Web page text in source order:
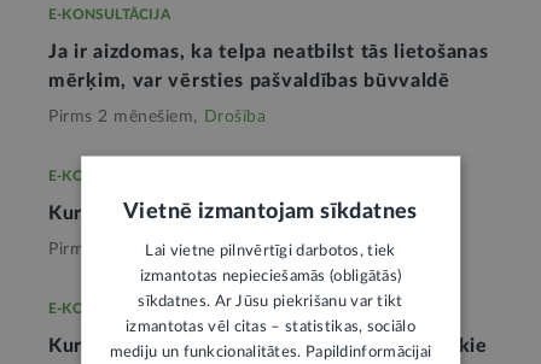
E-KONSULTĀCIJA
Ja ir aizdomas, ka telpa neatbilst tās lietošanas
mērķim, var vērsties pašvaldības būvvaldē
Pirms 2 mēnešiem, Drošība
E-KONSULTĀCIJA
Kur ziņot par vardarbību pret bērnu
Pirms 4 mēnešiem, Drošība
E-KONSULTĀCIJA
Kuras amatu grupas punkti jāiegūst, lai fiziskie
Vietnē izmantojam sīkdatnes
Lai vietne pilnvērtīgi darbotos, tiek
izmantotas nepieciešamās (obligātās)
sīkdatnes. Ar Jūsu piekrišanu var tikt
izmantotas vēl citas – statistikas, sociālo
mediju un funkcionalitātes. Papildinformācijai